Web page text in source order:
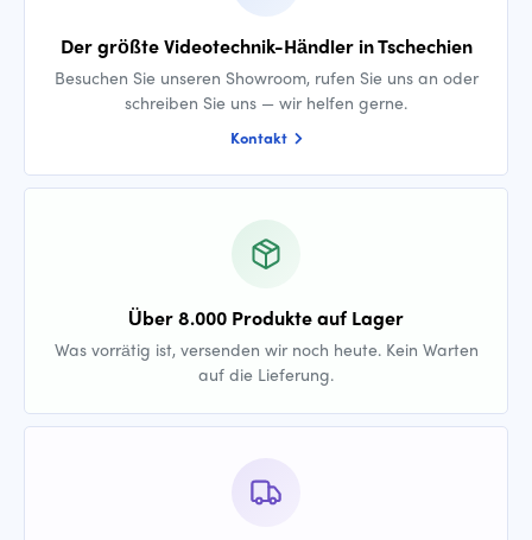
Der größte Videotechnik-Händler in Tschechien
Besuchen Sie unseren Showroom, rufen Sie uns an oder
schreiben Sie uns — wir helfen gerne.
Kontakt
Über 8.000 Produkte auf Lager
Was vorrätig ist, versenden wir noch heute. Kein Warten
auf die Lieferung.